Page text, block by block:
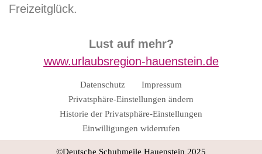
Freizeitglück.
Lust auf mehr?
www.urlaubsregion-hauenstein.de
Datenschutz
Impressum
Privatsphäre-Einstellungen ändern
Historie der Privatsphäre-Einstellungen
Einwilligungen widerrufen
©Deutsche Schuhmeile Hauenstein 2025